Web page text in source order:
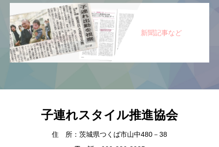
新聞記事など
子連れスタイル推進協会
住 所：茨城県つくば市山中480－38